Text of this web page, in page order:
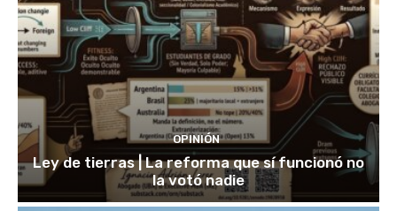
OPINIÓN
Ley de tierras | La reforma que sí funcionó no
la votó nadie